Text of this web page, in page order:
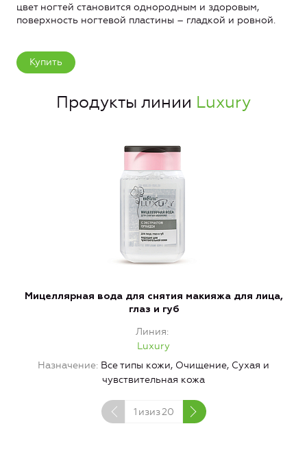
цвет ногтей становится однородным и здоровым,
поверхность ногтевой пластины – гладкой и ровной.
Купить
Продукты линии Luxury
Мицеллярная вода для снятия макияжа для лица,
глаз и губ
Линия
Luxury
Назначение Все типы кожи, Очищение, Сухая и
чувствительная кожа
1 изиз20